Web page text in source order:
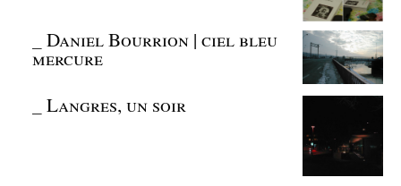
_Daniel Bourrion | ciel bleu
mercure
_Langres, un soir